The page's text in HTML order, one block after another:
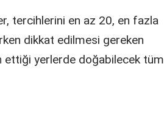
tercihlerini en az 20, en fazla
dikkat edilmesi gereken
ettiği yerlerde doğabilecek tüm